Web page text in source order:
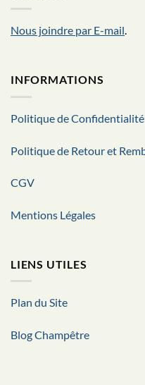
Nous joindre par E-mail.
INFORMATIONS
Politique de Confidentialité
Politique de Retour et
CGV
Mentions Légales
LIENS UTILES
Plan du Site
Blog Champêtre